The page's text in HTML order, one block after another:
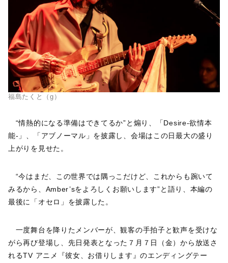
福島たくと（g）
“情熱的になる準備はできてるか”と煽り、「Desire-欲情本
能-」、「アブノーマル」を披露し、会場はこの日最大の盛り
上がりを見せた。
“今はまだ、この世界では隅っこだけど、これからも踠いて
みるから、Amber’sをよろしくお願いします”と語り、本編の
最後に「オセロ」を披露した。
一度舞台を降りたメンバーが、観客の手拍子と歓声を受けな
がら再び登場し、先日発表となった７月７日（金）から放送さ
れるTV アニメ『彼女、お借りします』のエンディングテー